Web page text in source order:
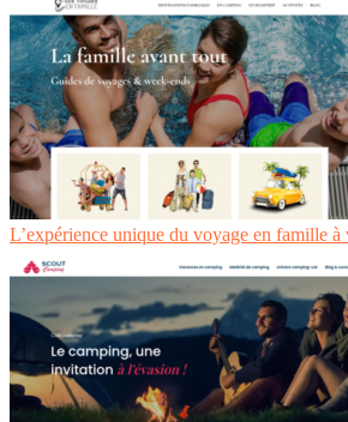
L’expérience unique du voyage en famille